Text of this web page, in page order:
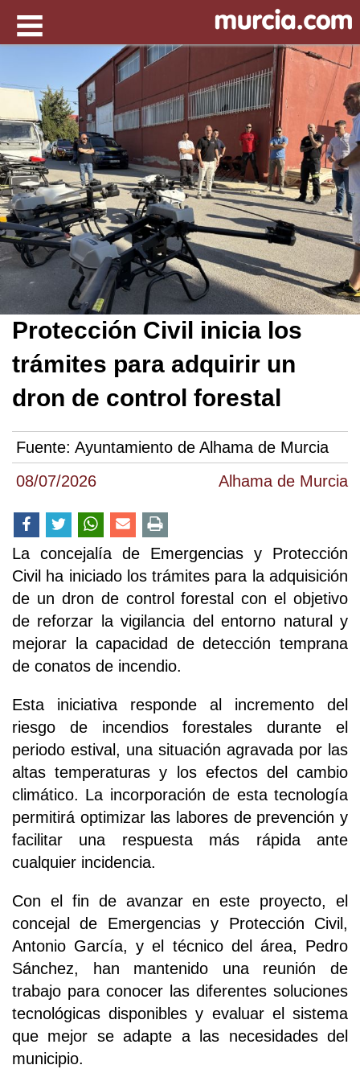
08/07/2026 Alhama de Murcia
Protección Civil inicia los
trámites para adquirir un
dron de control forestal
Fuente: Ayuntamiento de Alhama de Murcia
La concejalía de Emergencias y Protección
Civil ha iniciado los trámites para la adquisición
de un dron de control forestal con el objetivo
de reforzar la vigilancia del entorno natural y
mejorar la capacidad de detección temprana
de conatos de incendio.
Esta iniciativa responde al incremento del
riesgo de incendios forestales durante el
periodo estival, una situación agravada por las
altas temperaturas y los efectos del cambio
climático. La incorporación de esta tecnología
permitirá optimizar las labores de prevención y
facilitar una respuesta más rápida ante
cualquier incidencia.
Con el fin de avanzar en este proyecto, el
concejal de Emergencias y Protección Civil,
Antonio García, y el técnico del área, Pedro
Sánchez, han mantenido una reunión de
trabajo para conocer las diferentes soluciones
tecnológicas disponibles y evaluar el sistema
que mejor se adapte a las necesidades del
municipio.